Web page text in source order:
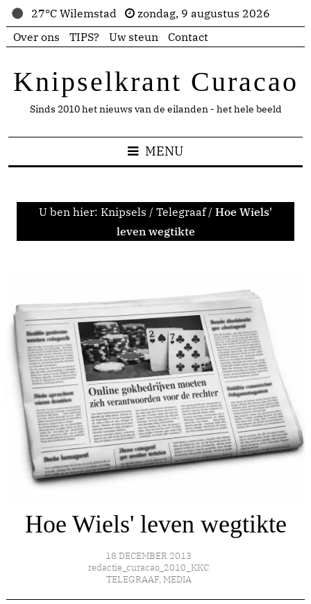
27°C Wilemstad
zondag, 9 augustus 2026
Over ons
TIPS? Uw steun Contact
Knipselkrant Curacao
Sinds 2010 het nieuws van de eilanden - het hele beeld
MENU
U ben hier: Knipsels / Telegraaf / Hoe Wiels'
leven wegtikte
Hoe Wiels' leven wegtikte
18 DECEMBER 2013
redactie_curacao_2010_KKC
TELEGRAAF, MEDIA